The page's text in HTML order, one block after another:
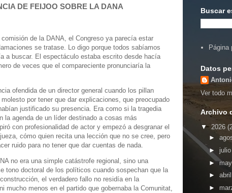
DE FEIJOO SOBRE LA DANA
de la DANA, el Congreso ya parecía estar
se tratase. Lo digo porque todos sabíamos
a buscar. El espectáculo estaba escrito desde hacía
de veces que el compareciente pronunciaría la
ofendida de un director general cuando los pillan
por tener que dar explicaciones, que preocupado
justificado su presencia. Era como si la tragedia
la agenda de un líder destinado a cosas más
con profesionalidad de actor y empezó a desgranar el
cómo quien recita una lección que no se cree, pero
ruido para no tener que dar cuentas de nada.
no era una simple catástrofe regional, sino una
tono doctoral de los políticos cuando sospechan que la
el verdadero fallo no residía en la
mucho menos en el partido que gobernaba la Comunitat,
Buscar
Página
Datos
Ver todo
Archivo
▼ 2026
►
► julio
►
► abril
►